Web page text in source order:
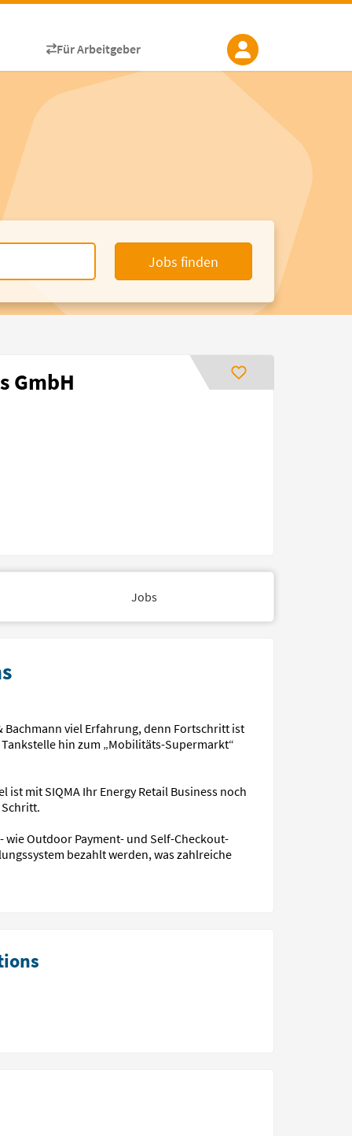
Für Arbeitgeber
Jobs finden
GmbH
Jobs
viel Erfahrung, denn Fortschritt ist
hin zum „Mobilitäts-Supermarkt“
mit SIQMA Ihr Energy Retail Business noch
wie Outdoor Payment- und Self-Checkout-
bezahlt werden, was zahlreiche